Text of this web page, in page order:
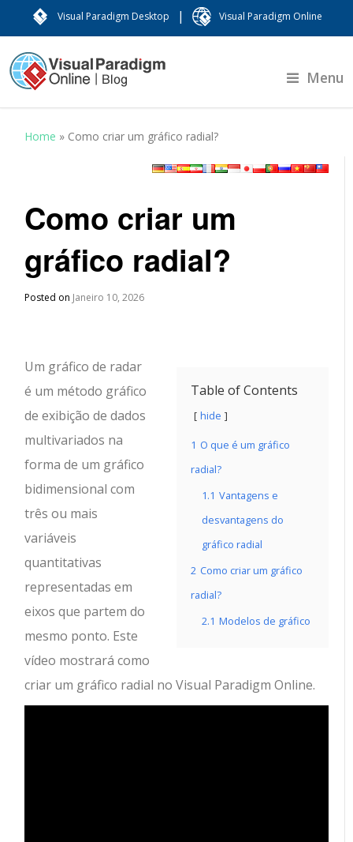
Visual Paradigm Desktop | Visual Paradigm Online
Menu
Home » Como criar um gráfico radial?
Como criar um
gráfico radial?
Posted on Janeiro 10, 2026
Table of Contents
hide
1 O que é um gráfico
radial?
1.1 Vantagens e
desvantagens do
gráfico radial
2 Como criar um gráfico
radial?
2.1 Modelos de gráfico
Um gráfico de radar
é um método gráfico
de exibição de dados
multivariados na
forma de um gráfico
bidimensional com
três ou mais
variáveis
quantitativas
representadas em
eixos que partem do
mesmo ponto. Este
vídeo mostrará como
criar um gráfico radial no Visual Paradigm Online.